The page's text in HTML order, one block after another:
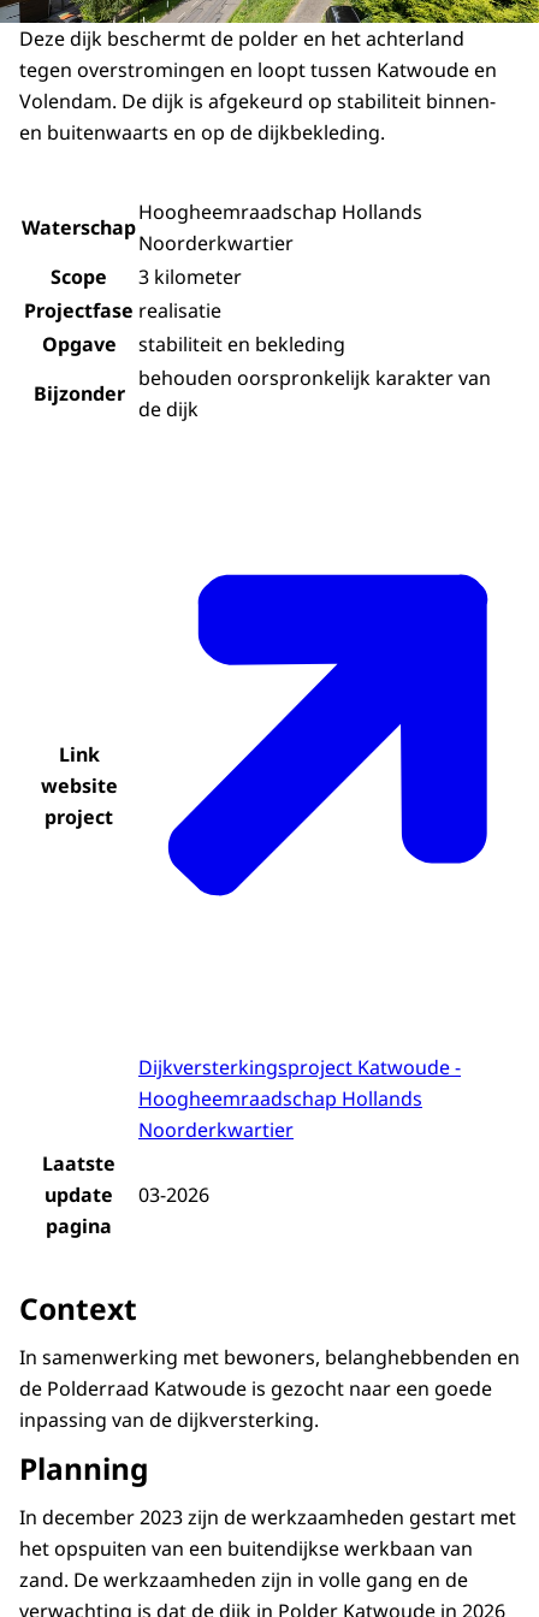
Deze dijk beschermt de polder en het achterland
tegen overstromingen en loopt tussen Katwoude en
Volendam. De dijk is afgekeurd op stabiliteit binnen-
en buitenwaarts en op de dijkbekleding.
Waterschap
Hoogheemraadschap Hollands
Noorderkwartier
Scope
3 kilometer
Projectfase realisatie
Opgave
stabiliteit en bekleding
Bijzonder
behouden oorspronkelijk karakter van
de dijk
Link
website
project
Dijkversterkingsproject Katwoude -
Hoogheemraadschap Hollands
Noorderkwartier
Laatste
update
pagina
03-2026
Context
In samenwerking met bewoners, belanghebbenden en
de Polderraad Katwoude is gezocht naar een goede
inpassing van de dijkversterking.
Planning
In december 2023 zijn de werkzaamheden gestart met
het opspuiten van een buitendijkse werkbaan van
zand. De werkzaamheden zijn in volle gang en de
verwachting is dat de dijk in Polder Katwoude in 2026